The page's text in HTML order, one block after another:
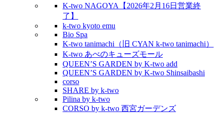
K-two NAGOYA【2026年2月16日営業終
了】
k-two kyoto emu
Bio Spa
K-two tanimachi（旧 CYAN k-two tanimachi）
K-two あべのキューズモール
QUEEN’S GARDEN by K-two add
QUEEN’S GARDEN by K-two Shinsaibashi
corso
SHARE by k-two
Pilina by k-two
CORSO by k-two 西宮ガーデンズ